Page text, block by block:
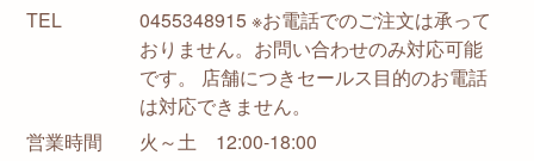
TEL
0455348915 ※お電話でのご注文は承って
おりません。お問い合わせのみ対応可能
です。 店舗につきセールス目的のお電話
は対応できません。
営業時間
火～土 12:00-18:00